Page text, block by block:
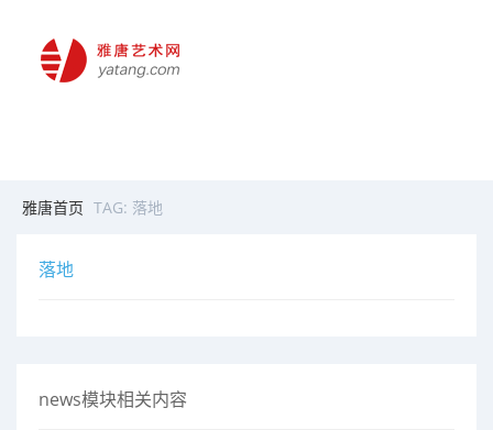
雅唐首页 TAG: 落地
落地
news模块相关内容